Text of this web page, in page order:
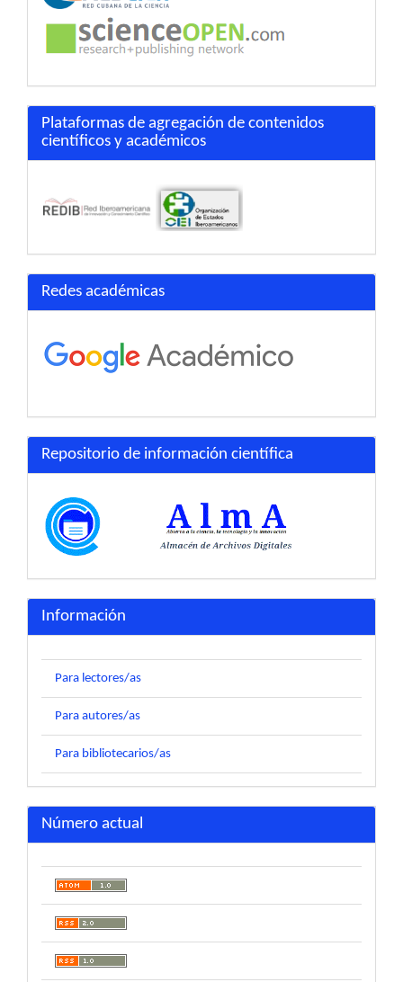
Plataformas de agregación de contenidos
científicos y académicos
Redes académicas
Repositorio de información científica
Información
Para lectores/as
Para autores/as
Para bibliotecarios/as
Número actual